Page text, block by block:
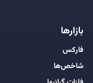
بازارها
فارکس
شاخص‌ها